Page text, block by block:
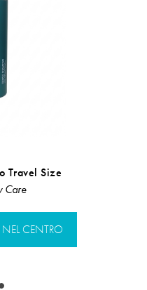
Travel Size
Care
CENTRO